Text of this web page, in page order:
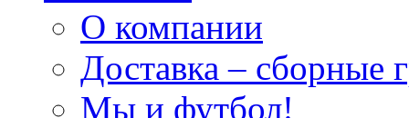
О компании
Доставка – сборные
Мы и футбол!